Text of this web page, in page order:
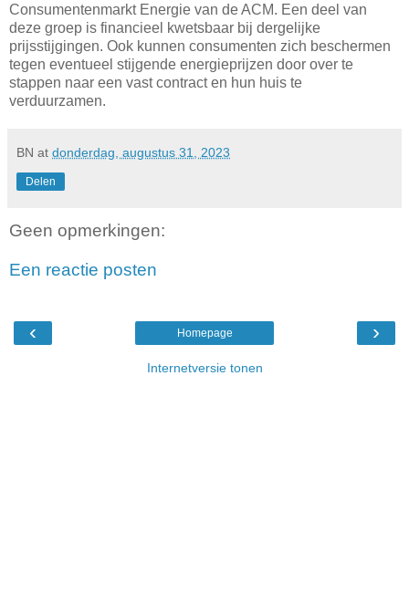
Consumentenmarkt Energie van de ACM. Een deel van
deze groep is financieel kwetsbaar bij dergelijke
prijsstijgingen. Ook kunnen consumenten zich beschermen
tegen eventueel stijgende energieprijzen door over te
stappen naar een vast contract en hun huis te
verduurzamen.
BN at donderdag, augustus 31, 2023
Delen
Geen opmerkingen:
Een reactie posten
‹ ›
Homepage
Internetversie tonen